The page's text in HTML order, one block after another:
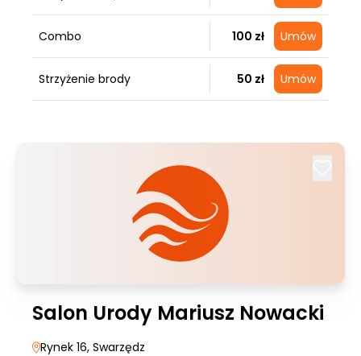
Combo 100 zł Umów
Strzyżenie brody 50 zł Umów
Salon Urody Mariusz Nowacki
Rynek 16, Swarzędz